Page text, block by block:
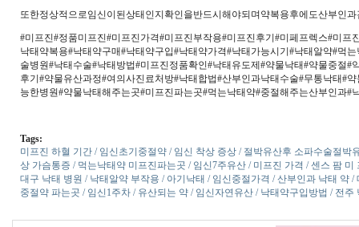
또한정상적으로임신이된상태인지확인을반드시해야되며약복용후에도산부인
#미프진#정품미프진#미프진가격#미프진부작용#미프진후기#미페프렉스#미
낙태약복용#낙태약구매#낙태약구입#낙태약가격#낙태가능시기#낙태알약#먹
술병원#낙태수술#낙태방법#미프진정품확인#낙태유도제#약물낙태#약물중절
후기#약물유산과정#여의사진료처방#낙태합법#산부인과낙태수술#무통낙태#
능한병원#약물낙태해주는곳#미프진파는곳#먹는낙태약#중절해주는산부인과
Tags:
미프진 하혈 기간 / 임신초기중절약 / 임신 착상 증상 / 절박유산후 소파수술절
상 가슴통증 / 먹는낙태약 미­프진파는곳 / 임신7주유산 / 미프진 가격 / 센스 팜
대구 낙태 병원 / 낙태알약 부작용 / 아기낙태 / 임신중절가격 / 산부인과 낙태 약
중절약 파는곳 / 임신1주차 / 유산되는 약 / 임신자연유산 / 낙태약구입방법 / 전주